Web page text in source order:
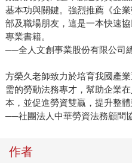
基本功與關鍵。強烈推薦《企
部及職場朋友，這是一本快速
專業書籍。
──全人文創事業股份有限公司
方榮久老師致力於培育我國產
需的勞動法務專才，幫助企業
本，並促進勞資雙贏，提升整體
──社團法人中華勞資法務顧問
作者